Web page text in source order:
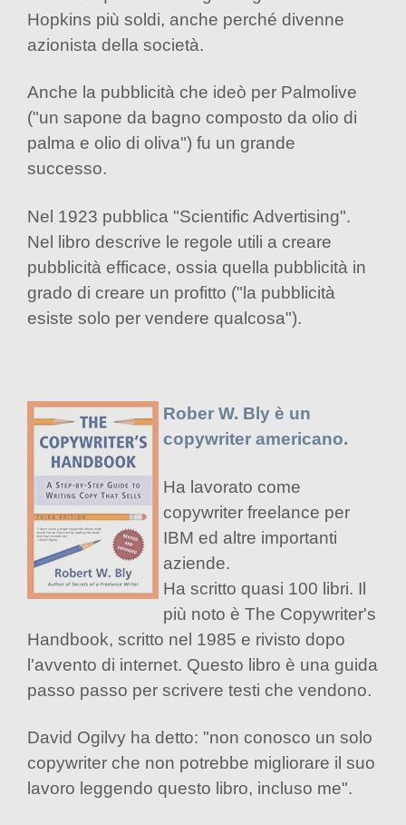
Hopkins più soldi, anche perché divenne
azionista della società.
Anche la pubblicità che ideò per Palmolive
("un sapone da bagno composto da olio di
palma e olio di oliva") fu un grande
successo.
Nel 1923 pubblica "Scientific Advertising".
Nel libro descrive le regole utili a creare
pubblicità efficace, ossia quella pubblicità in
grado di creare un profitto ("la pubblicità
esiste solo per vendere qualcosa").
Rober W. Bly è un
copywriter americano.
Ha lavorato come
copywriter freelance per
IBM ed altre importanti
aziende.
Ha scritto quasi 100 libri. Il
più noto è The Copywriter's
Handbook, scritto nel 1985 e rivisto dopo
l'avvento di internet. Questo libro è una guida
passo passo per scrivere testi che vendono.
David Ogilvy ha detto: "non conosco un solo
copywriter che non potrebbe migliorare il suo
lavoro leggendo questo libro, incluso me".